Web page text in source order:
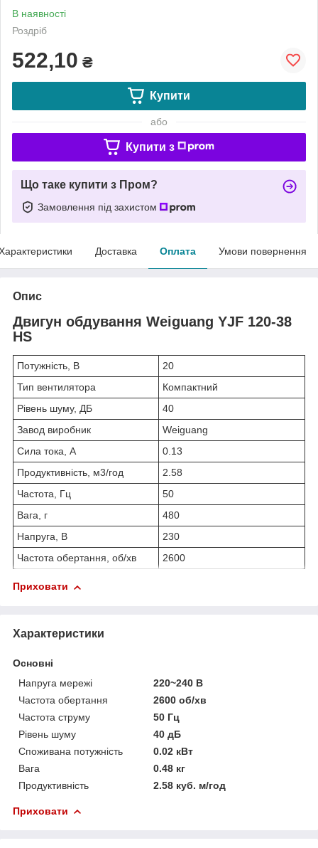
В наявності
Роздріб
522,10 ₴
Купити
або
Купити з
Що таке купити з Пром?
Замовлення під захистом
Доставка Оплата Умови повернення
Опис
Двигун обдування Weiguang YJF 120-38
HS
Потужність, В
20
Тип вентилятора
Компактний
Рівень шуму, ДБ
40
Завод виробник
Weiguang
Сила тока, А
0.13
Продуктивність, м3/год
2.58
Частота, Гц
50
Вага, г
480
Напруга, В
230
Частота обертання, об/хв
2600
Приховати
Характеристики
Основні
Напруга мережі
220~240 В
Частота обертання
2600 об/хв
Частота струму
50 Гц
Рівень шуму
40 дБ
Споживана потужність
0.02 кВт
Вага
0.48 кг
Продуктивність
2.58 куб. м/год
Приховати